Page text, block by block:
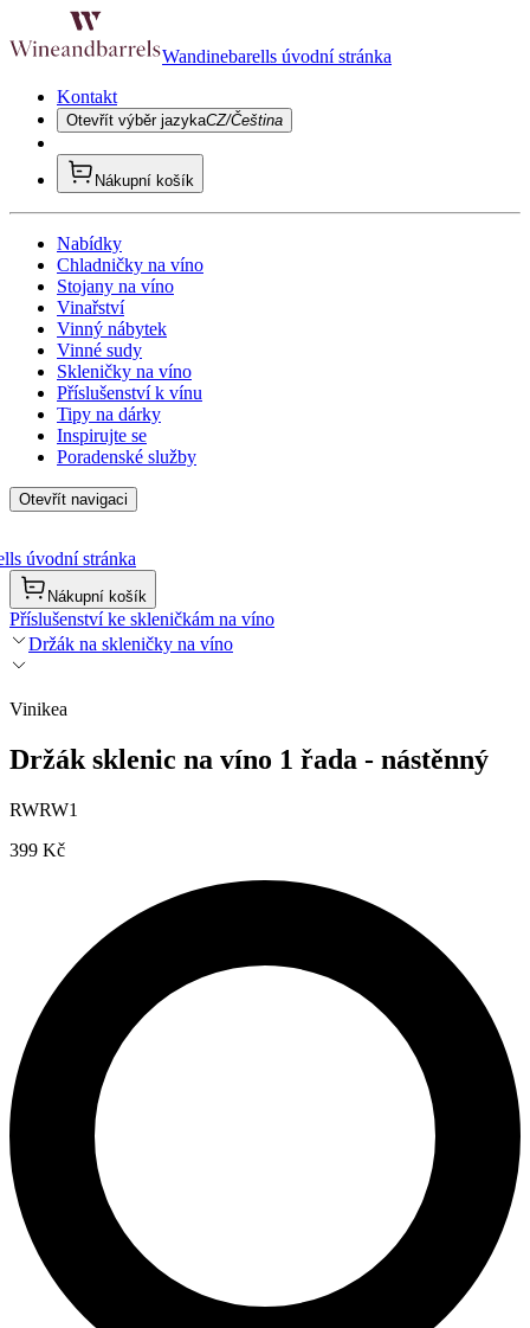
Wandinebarells úvodní stránka
Kontakt
Otevřít výběr jazykaCZ/Čeština
Nákupní košík
Nabídky
Chladničky na víno
Stojany na víno
Vinařství
Vinný nábytek
Vinné sudy
Skleničky na víno
Příslušenství k vínu
Tipy na dárky
Inspirujte se
Poradenské služby
Otevřít navigaci
úvodní stránka
Nákupní košík
Příslušenství ke skleničkám na víno
Držák na skleničky na víno
Vinikea
Držák sklenic na víno 1 řada - nástěnný
RWRW1
399 Kč